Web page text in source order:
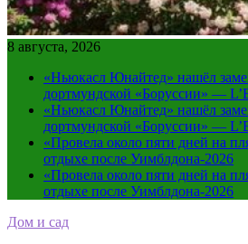
8 августа, 2026
«Ньюкасл Юнайтед» нашёл
дортмундской «Боруссии» —
«Ньюкасл Юнайтед» нашёл
дортмундской «Боруссии» —
«Провела около пяти дней на
отдыхе после Уимблдона-2026
«Провела около пяти дней на
отдыхе после Уимблдона-2026
Дом и сад